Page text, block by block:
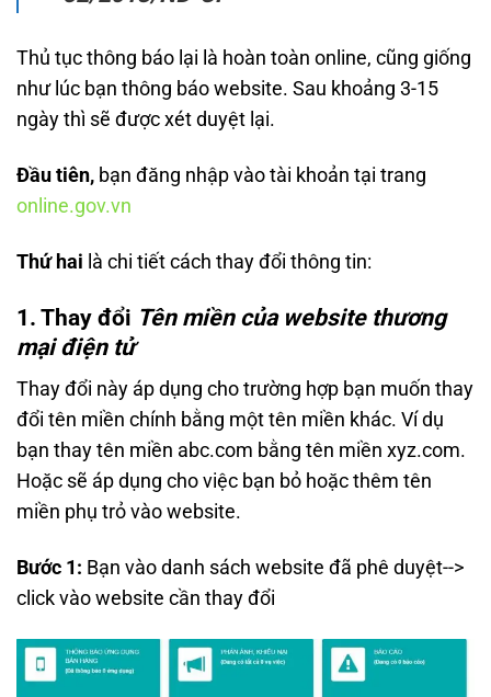
Thủ tục thông báo lại là hoàn toàn online, cũng giống
như lúc bạn thông báo website. Sau khoảng 3-15
ngày thì sẽ được xét duyệt lại.
Đầu tiên, bạn đăng nhập vào tài khoản tại trang
online.gov.vn
Thứ hai là chi tiết cách thay đổi thông tin:
1. Thay đổi Tên miền của website thương
mại điện tử
Thay đổi này áp dụng cho trường hợp bạn muốn thay
đổi tên miền chính bằng một tên miền khác. Ví dụ
bạn thay tên miền abc.com bằng tên miền xyz.com.
Hoặc sẽ áp dụng cho việc bạn bỏ hoặc thêm tên
miền phụ trỏ vào website.
Bước 1: Bạn vào danh sách website đã phê duyệt-->
click vào website cần thay đổi